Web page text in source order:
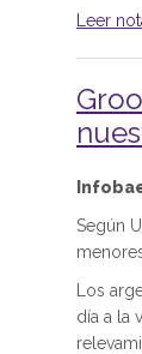
Leer
Según
Los
día a la